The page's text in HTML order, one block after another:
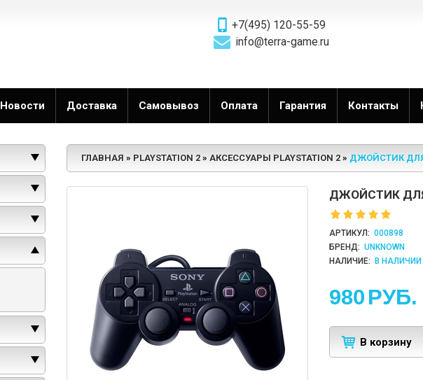
+7(495) 120-55-59
info@terra-game.ru
Новости Доставка Самовывоз Оплата Гарантия Контакты
ГЛАВНАЯ PLAYSTATION 2 АКСЕССУАРЫ PLAYSTATION 2 ДЖОЙСТИК ДЛЯ
ДЖОЙСТИК ДЛЯ
АРТИКУЛ: 000898
БРЕНД: UNKNOWN
НАЛИЧИЕ:
В НАЛИЧИИ
980 РУБ.
В корзину